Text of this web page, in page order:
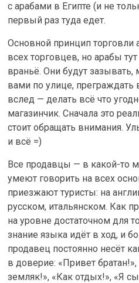
с арабами в Египте (и не
первый раз туда едет.
Основной принцип торговли
всех торговцев, но арабы
враньё. Они будут зазывать,
вами по улице, преграждать
вслед — делать всё что
магазинчик. Сначала это
стоит обращать внимания.
и всё =)
Все продавцы — в какой-то
умеют говорить на всех
приезжают туристы: на
русском, итальянском. Как
на уровне достаточном для
знание языка идёт в ход, и
продавец постоянно несёт
в доверие: «Привет
земляк!», «Как отдых!», «Я